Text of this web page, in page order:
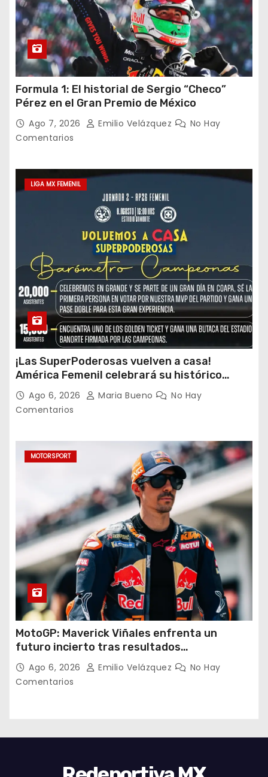
Formula 1: El historial de Sergio “Checo”
Pérez en el Gran Premio de México
Ago 7, 2026 Emilio Velázquez
No Hay
Comentarios
LIGA MX FEMENIL
¡Las SuperPoderosas vuelven a casa!
América Femenil celebrará su histórico
triplete con una auténtica fiesta ante Cruz
Azul
Ago 6, 2026 Maria Bueno
No Hay
Comentarios
MOTORSPORT
MotoGP: Maverick Viñales enfrenta un
futuro incierto tras resultados
decepcionantes
Ago 6, 2026 Emilio Velázquez
No Hay
Comentarios